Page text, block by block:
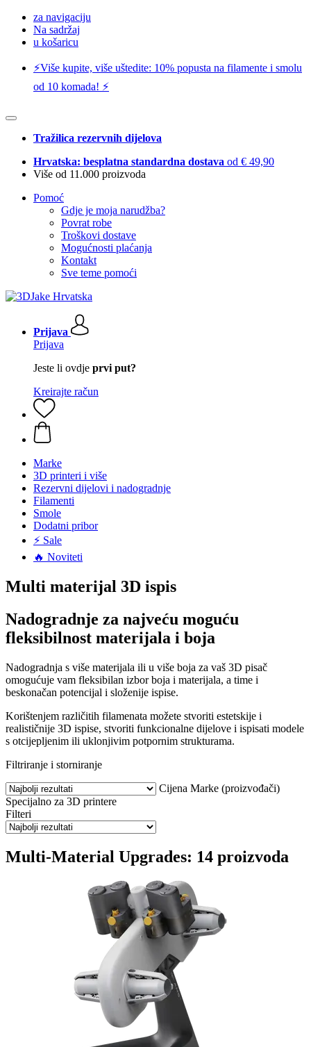
za navigaciju
Na sadržaj
u košaricu
⚡️Više kupite, više uštedite: 10% popusta na filamente i smolu
od 10 komada! ⚡️
Tražilica rezervnih dijelova
Hrvatska: besplatna standardna dostava od € 49,90
Više od 11.000 proizvoda
Pomoć
Gdje je moja narudžba?
Povrat robe
Troškovi dostave
Mogućnosti plaćanja
Kontakt
Sve teme pomoći
Prijava
Prijava
Jeste li ovdje prvi put?
Kreirajte račun
Marke
3D printeri i više
Rezervni dijelovi i nadogradnje
Filamenti
Smole
Dodatni pribor
⚡ Sale
🔥 Noviteti
Multi materijal 3D ispis
Nadogradnje za najveću moguću
fleksibilnost materijala i boja
Nadogradnja s više materijala ili u više boja za vaš 3D pisač
omogućuje vam fleksibilan izbor boja i materijala, a time i
beskonačan potencijal i složenije ispise.
Korištenjem različitih filamenata možete stvoriti estetskije i
realističnije 3D ispise, stvoriti funkcionalne dijelove i ispisati modele
s otcijepljenim ili uklonjivim potpornim strukturama.
Filtriranje i storniranje
Cijena Marke (proizvođači)
Specijalno za 3D printere
Filteri
Multi-Material Upgrades: 14 proizvoda